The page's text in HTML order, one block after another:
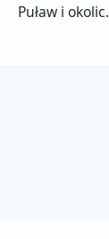
Puław i okolic.